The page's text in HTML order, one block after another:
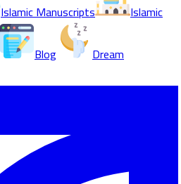
Islamic Manuscripts
Islamic
Blog
Dream